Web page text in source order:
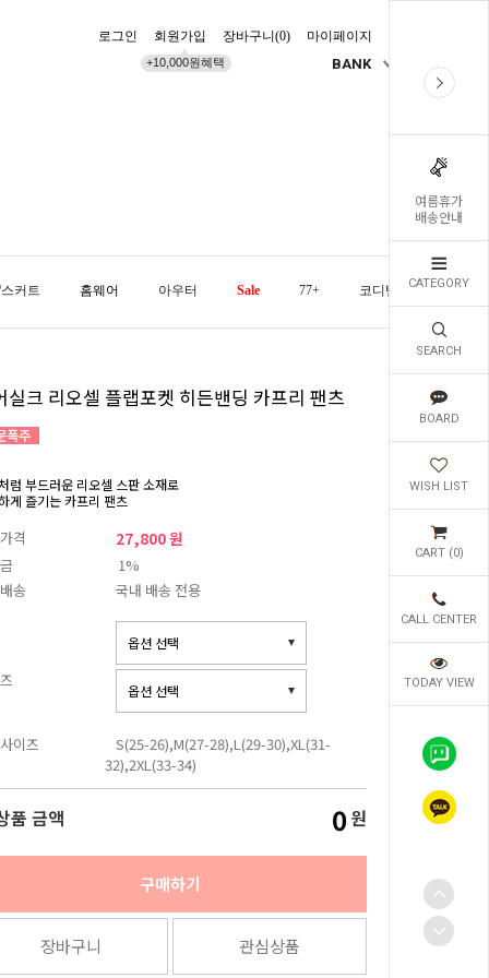
여름휴가
배송안내
CATEGORY
SEARCH
BOARD
WISH LIST
CART (0)
CALL CENTER
TODAY VIEW
로그인 회원가입
+10,000원혜택
장바구니(0) 마이페이지
BANK
커트 홈웨어 아우터 Sale 77+ 코디템 오늘발송
실크 리오셀 플랩포켓 히든밴딩 카프리 팬츠
럼 부드러운 리오셀 스판 소재로
게 즐기는 카프리 팬츠
격 27,800 원
1%
송
국내 배송 전용
이즈
S(25-26),M(27-28),L(29-30),XL(31-
32),2XL(33-34)
품 금액 0 원
구매하기
장바구니 관심상품